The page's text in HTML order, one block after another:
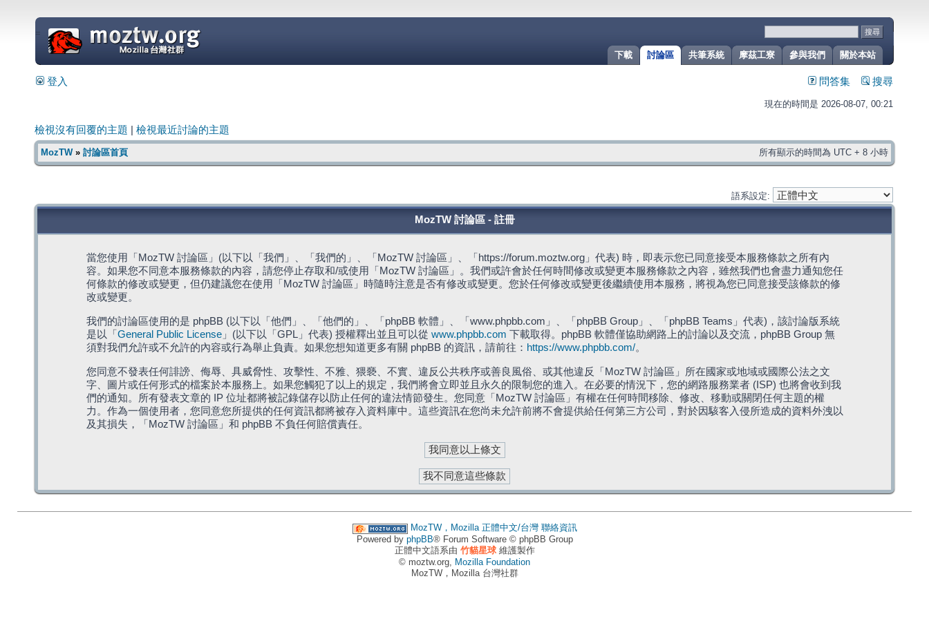
關於本站
參與我們
摩茲工寮
共筆系統
討論區
下載
=
登入 問答集 搜尋
現在的時間是 2026-08-07, 00:21
檢視沒有回覆的主題 檢視最近討論的主題
MozTW» 討論區首頁 所有顯示的時間為 UTC + 8 小時
語系設定:
MozTW 討論區 - 註冊
當您使用「MozTW 討論區」(以下以「我們」、「我們的」、「MozTW 討論區」、「https://forum.moztw.org」代表) 時，即表示您已同意接受本服務條款之所有內
容。如果您不同意本服務條款的內容，請您停止存取和/或使用「MozTW 討論區」。我們或許會於任何時間修改或變更本服務條款之內容，雖然我們也會盡力通知您任
何條款的修改或變更，但仍建議您在使用「MozTW 討論區」時隨時注意是否有修改或變更。您於任何修改或變更後繼續使用本服務，將視為您已同意接受該條款的修
改或變更。
我們的討論區使用的是 phpBB (以下以「他們」、「他們的」、「phpBB 軟體」、「www.phpbb.com」、「phpBB Group」、「phpBB Teams」代表)，該討論版系統
是以「 General Public License」(以下以「GPL」代表) 授權釋出並且可以從 www.phpbb.com 下載取得。phpBB 軟體僅協助網路上的討論以及交流，phpBB Group 無
須對我們允許或不允許的內容或行為舉止負責。如果您想知道更多有關 phpBB 的資訊，請前往： https://www.phpbb.com/。
您同意不發表任何誹謗、侮辱、具威脅性、攻擊性、不雅、猥褻、不實、違反公共秩序或善良風俗、或其他違反「MozTW 討論區」所在國家或地域或國際公法之文
字、圖片或任何形式的檔案於本服務上。如果您觸犯了以上的規定，我們將會立即並且永久的限制您的進入。在必要的情況下，您的網路服務業者 (ISP) 也將會收到我
們的通知。所有發表文章的 IP 位址都將被記錄儲存以防止任何的違法情節發生。您同意「MozTW 討論區」有權在任何時間移除、修改、移動或關閉任何主題的權
力。作為一個使用者，您同意您所提供的任何資訊都將被存入資料庫中。這些資訊在您尚未允許前將不會提供給任何第三方公司，對於因駭客入侵所造成的資料外洩以
及其損失，「MozTW 討論區」和 phpBB 不負任何賠償責任。
MozTW，Mozilla 正體中文/台灣 聯絡資訊
Powered by phpBB® Forum Software © phpBB Group
正體中文語系由 竹貓星球維護製作
© moztw.org, Mozilla Foundation
MozTW，Mozilla 台灣社群